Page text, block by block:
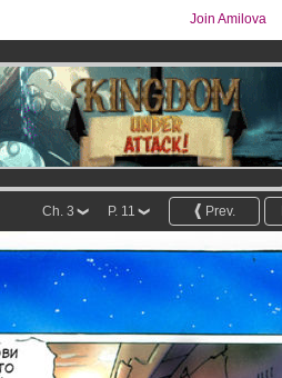
Join Amilova
Prev.
P. 11
Ch. 3